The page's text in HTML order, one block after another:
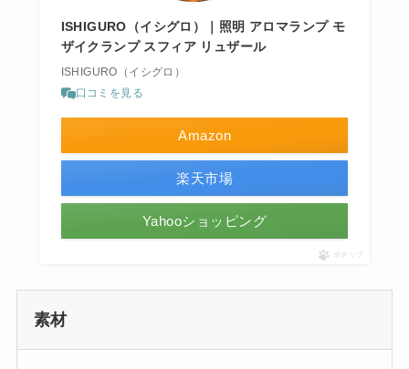
ISHIGURO（イシグロ）｜照明 アロマランプ モ
ザイクランプ スフィア リュザール
ISHIGURO（イシグロ）
口コミを見る
Amazon
楽天市場
Yahooショッピング
ポチップ
素材